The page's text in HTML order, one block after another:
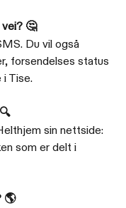
🤔
Du vil også
forsendelses status
i Tise.
sin nettside:
som er delt i
🌎